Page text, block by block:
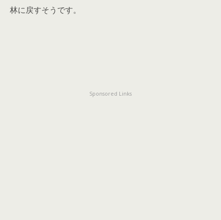
林に戻すそうです。
Sponsored Links